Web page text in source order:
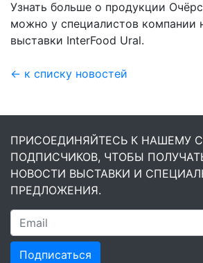
Узнать больше о продукции
можно у специалистов компании
выставки InterFood Ural.
← к списку новостей
ПРИСОЕДИНЯЙТЕСЬ К НАШЕМУ
ПОДПИСЧИКОВ, ЧТОБЫ
НОВОСТИ ВЫСТАВКИ И
ПРЕДЛОЖЕНИЯ.
Подписаться